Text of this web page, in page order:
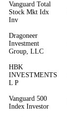
Vanguard Total
Stock Mkt Idx
Inv
Dragoneer
Investment
Group, LLC
HBK
INVESTMENTS
L P
Vanguard 500
Index Investor